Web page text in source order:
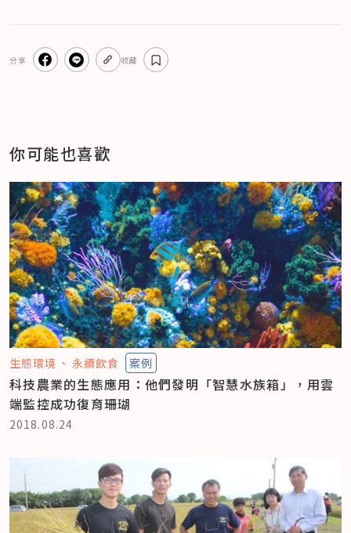
分享 收藏
你可能也喜歡
生態環境 永續飲食 案例
科技農業的生態應用：他們發明「智慧水族箱」，用雲
端監控成功復育珊瑚
2018.08.24